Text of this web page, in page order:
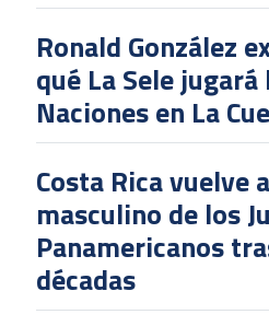
Ronald González
qué La Sele
Naciones en La
Costa Rica vuelve
masculino de los
Panamericanos
décadas